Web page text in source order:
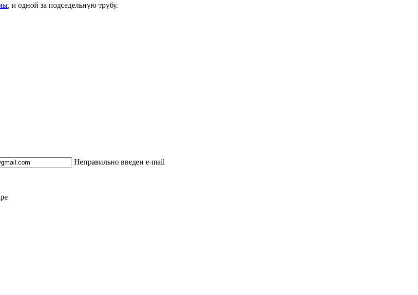
, и одной за подседельную трубу.
Неправильно введен e-mail